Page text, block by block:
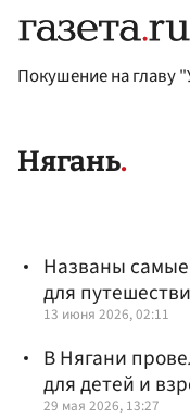
Покушение на главу
Нягань
Названы
для
13 июня 2026, 02:11
В Нягани
для детей и
29 мая 2026, 13:27